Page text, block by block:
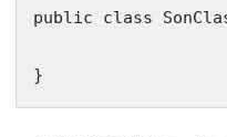
public class